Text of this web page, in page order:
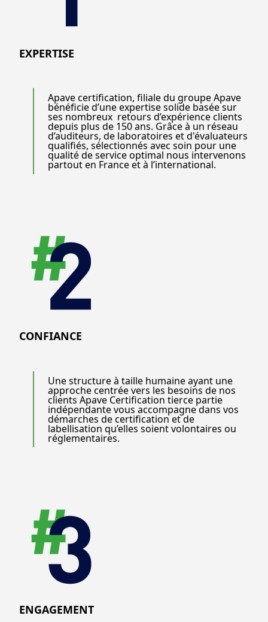
EXPERTISE
Apave certification, filiale du groupe Apave
bénéficie d’une expertise solide basée sur
ses nombreux retours d’expérience clients
depuis plus de 150 ans. Grâce à un réseau
d’auditeurs, de laboratoires et d'évaluateurs
qualifiés, sélectionnés avec soin pour une
qualité de service optimal nous intervenons
partout en France et à l’international.
CONFIANCE
Une structure à taille humaine ayant une
approche centrée vers les besoins de nos
clients Apave Certification tierce partie
indépendante vous accompagne dans vos
démarches de certification et de
labellisation qu’elles soient volontaires ou
réglementaires.
ENGAGEMENT